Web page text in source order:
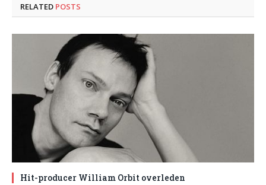
RELATED POSTS
Hit-producer William Orbit overleden